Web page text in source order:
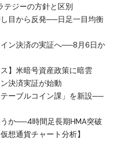
ジーの方針と区別
目から反発──日足一目均衡
ン決済の実証へ──8月6日か
】米暗号資産政策に暗雲
決済実証が始動
ーブルコイン課」を新設──
か──4時間足長期HMA突破
想通貨チャート分析】